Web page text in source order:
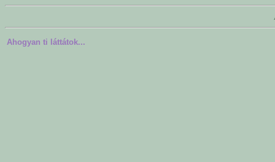
Ahogyan ti láttátok...